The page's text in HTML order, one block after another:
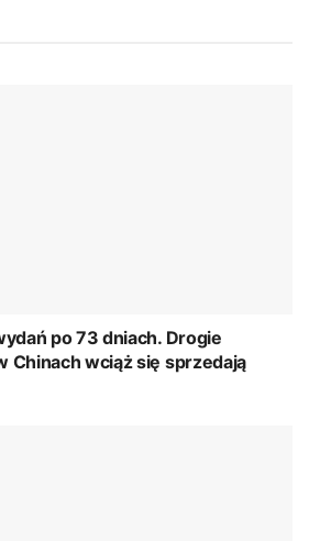
po 73 dniach. Drogie
Chinach wciąż się sprzedają